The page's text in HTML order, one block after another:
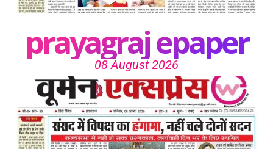
prayagraj epaper
08 August 2026